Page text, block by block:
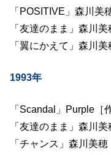
「POSITIVE」森川美
「友達のまま」森川美
「翼にかえて」森川美
1993年
「Scandal」Purple［
「友達のまま」森川美
「チャンス」森川美穂